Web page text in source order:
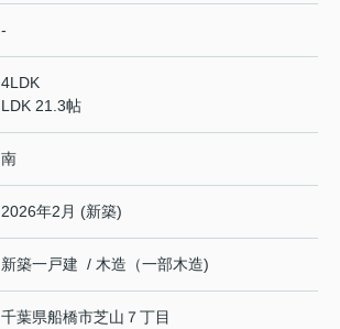
-
4LDK
LDK 21.3帖
南
2026年2月 (新築)
新築一戸建 / 木造（一部木造)
千葉県船橋市芝山 ７丁目